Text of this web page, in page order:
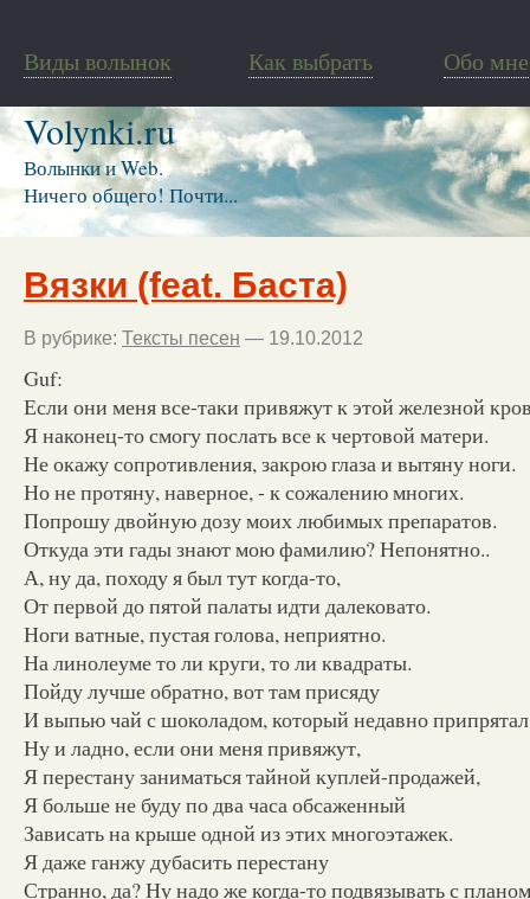
Виды волынок Как выбрать Обо мне
Volynki.ru
Волынки и Web.
Ничего общего! Почти...
Вязки (feat. Баста)
В рубрике: Тексты песен — 19.10.2012
Guf:
Если они меня все-таки привяжут к этой железной
Я наконец-то смогу послать все к чертовой матери.
Не окажу сопротивления, закрою глаза и вытяну ноги.
Но не протяну, наверное, - к сожалению многих.
Попрошу двойную дозу моих любимых препаратов.
Откуда эти гады знают мою фамилию? Непонятно..
А, ну да, походу я был тут когда-то,
От первой до пятой палаты идти далековато.
Ноги ватные, пустая голова, неприятно.
На линолеуме то ли круги, то ли квадраты.
Пойду лучше обратно, вот там присяду
И выпью чай с шоколадом, который недавно
Ну и ладно, если они меня привяжут,
Я перестану заниматься тайной куплей-продажей,
Я больше не буду по два часа обсаженный
Зависать на крыше одной из этих многоэтажек.
Я даже ганжу дубасить перестану
Странно, да? Ну надо же когда-то подвязывать с